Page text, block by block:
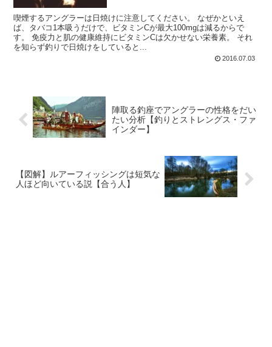
喫煙するアングラーは日焼けに注意してください。 なぜかといえ
ば、タバコ1本吸うだけで、ビタミンCが最大100mgは減るからで
す。 免疫力と肌の健康維持にビタミンCは欠かせない栄養素。 それ
を知らず釣りで日焼けをしていると...
2016.07.03
陣取る釣座でアングラーの性格をだい
たい分析【釣りとストレングス・ファ
インダー】
【図解】ルアーフィッシングは短気な
人ほど向いている説【合う人】